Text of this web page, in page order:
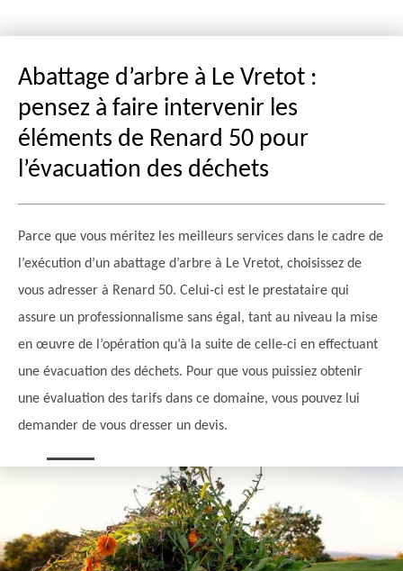
Abattage d’arbre à Le Vretot :
pensez à faire intervenir les
éléments de Renard 50 pour
l’évacuation des déchets
Parce que vous méritez les meilleurs services dans le cadre de
l’exécution d’un abattage d’arbre à Le Vretot, choisissez de
vous adresser à Renard 50. Celui-ci est le prestataire qui
assure un professionnalisme sans égal, tant au niveau la mise
en œuvre de l’opération qu’à la suite de celle-ci en effectuant
une évacuation des déchets. Pour que vous puissiez obtenir
une évaluation des tarifs dans ce domaine, vous pouvez lui
demander de vous dresser un devis.